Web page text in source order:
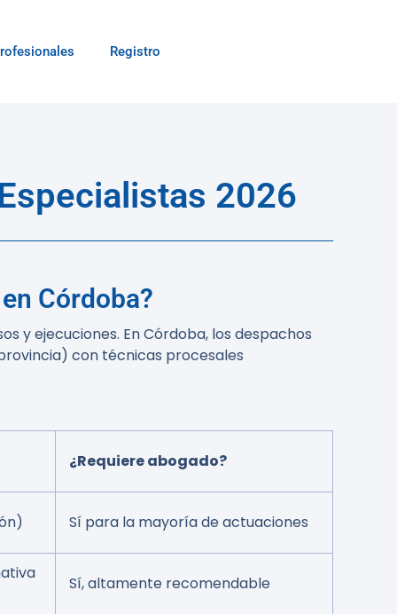
Registro
2026
Córdoba?
y ejecuciones. En Córdoba, los despachos
con técnicas procesales
¿Requiere abogado?
Sí para la mayoría de actuaciones
Sí, altamente recomendable